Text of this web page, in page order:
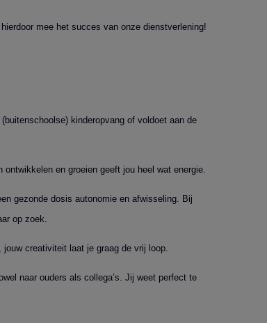
mee het succes van onze dienstverlening!
kinderopvang of voldoet aan de
en groeien geeft jou heel wat energie.
gezonde dosis autonomie en afwisseling. Bij
op zoek.
creativiteit laat je graag de vrij loop.
naar ouders als collega’s. Jij weet perfect te